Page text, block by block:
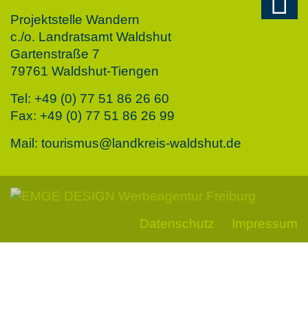
Projektstelle Wandern
c./o. Landratsamt Waldshut
Gartenstraße 7
79761 Waldshut-Tiengen
Tel: +49 (0) 77 51 86 26 60
Fax: +49 (0) 77 51 86 26 99
Mail: tourismus@landkreis-waldshut.de
Datenschutz Impressum